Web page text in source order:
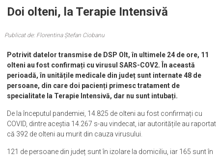
Doi olteni, la Terapie Intensivă
Publicat de: Florentina Ștefan Ciobanu
Potrivit datelor transmise de DSP Olt, în ultimele 24 de ore, 11
olteni au fost confirmați cu virusul SARS-COV2. În această
perioadă, în unitățile medicale din județ sunt internate 48 de
persoane, din care doi pacienți primesc tratament de
specialitate la Terapie Intensivă, dar nu sunt intubați.
De la începutul pandemiei, 14.825 de olteni au fost confirmați cu
COVID, dintre aceștia 14.267 s-au vindecat, iar autoritățile au raportat
că 392 de olteni au murit din cauza virusului.
121 de persoane din județ sunt în izolare la domiciliu, iar 165 sunt în